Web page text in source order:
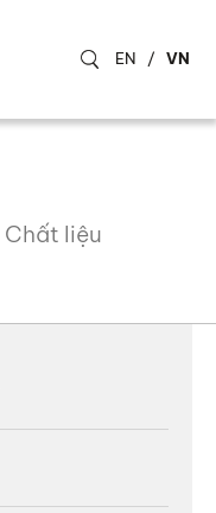
EN / VN
Chất liệu